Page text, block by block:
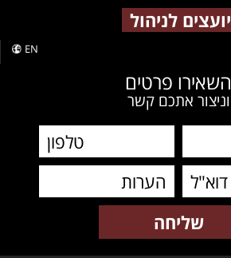
EN
השאירו פרטים
וניצור אתכם קשר